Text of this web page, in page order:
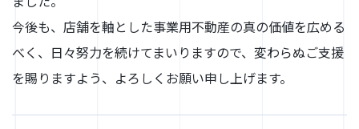
今後も、店舗を軸とした事業用不動産の真の価値を広める
べく、日々努力を続けてまいりますので、変わらぬご支援
を賜りますよう、よろしくお願い申し上げます。